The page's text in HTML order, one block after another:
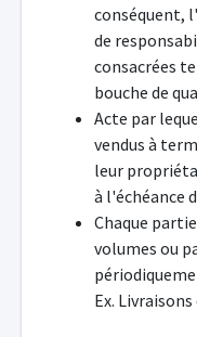
conséquent,
de
consacrées
bouche de
Acte par
vendus à
leur
à l'échéance
Chaque
volumes ou
Ex.